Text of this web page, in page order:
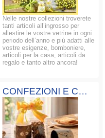
Nelle nostre collezioni troverete
tanti articoli all’ingrosso per
allestire le vostre vetrine in ogni
periodo dell’anno e più adatti alle
vostre esigenze, bomboniere,
articoli per la casa, articoli da
regalo e tanto altro ancora!
CONFEZIONI E COMPOSIZIONI